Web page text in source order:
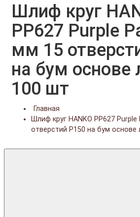
Шлиф круг
PP627 Purple
мм 15
на бум основе
100 шт
Главная
Шлиф круг HANKO PP627
отверстий Р150 на бум основе